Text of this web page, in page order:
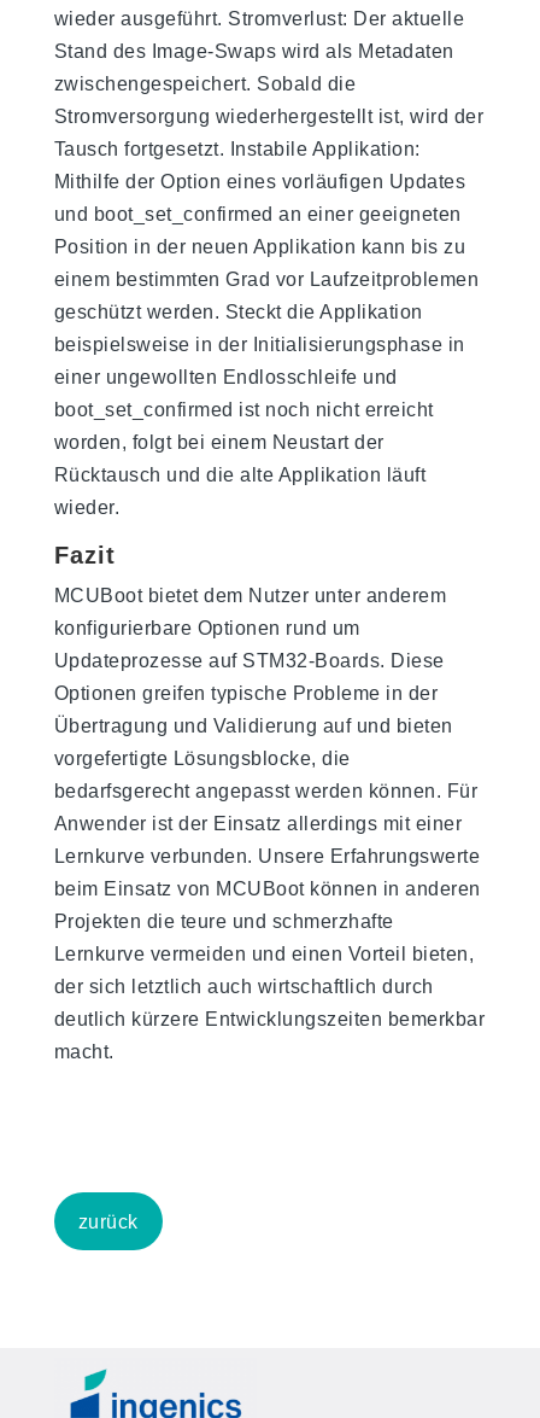
wieder ausgeführt. Stromverlust: Der aktuelle
Stand des Image-Swaps wird als Metadaten
zwischengespeichert. Sobald die
Stromversorgung wiederhergestellt ist, wird der
Tausch fortgesetzt. Instabile Applikation:
Mithilfe der Option eines vorläufigen Updates
und boot_set_confirmed an einer geeigneten
Position in der neuen Applikation kann bis zu
einem bestimmten Grad vor Laufzeitproblemen
geschützt werden. Steckt die Applikation
beispielsweise in der Initialisierungsphase in
einer ungewollten Endlosschleife und
boot_set_confirmed ist noch nicht erreicht
worden, folgt bei einem Neustart der
Rücktausch und die alte Applikation läuft
wieder.
Fazit
MCUBoot bietet dem Nutzer unter anderem
konfigurierbare Optionen rund um
Updateprozesse auf STM32-Boards. Diese
Optionen greifen typische Probleme in der
Übertragung und Validierung auf und bieten
vorgefertigte Lösungsblocke, die
bedarfsgerecht angepasst werden können. Für
Anwender ist der Einsatz allerdings mit einer
Lernkurve verbunden. Unsere Erfahrungswerte
beim Einsatz von MCUBoot können in anderen
Projekten die teure und schmerzhafte
Lernkurve vermeiden und einen Vorteil bieten,
der sich letztlich auch wirtschaftlich durch
deutlich kürzere Entwicklungszeiten bemerkbar
macht.
zurück